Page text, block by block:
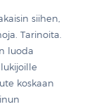
siihen,
Tarinoita.
luoda
koskaan